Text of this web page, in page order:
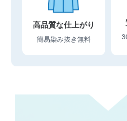
高品質な仕上がり
簡易染み抜き無料